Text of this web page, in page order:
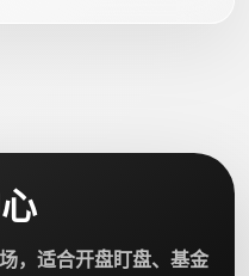
，适合开盘盯盘、基金